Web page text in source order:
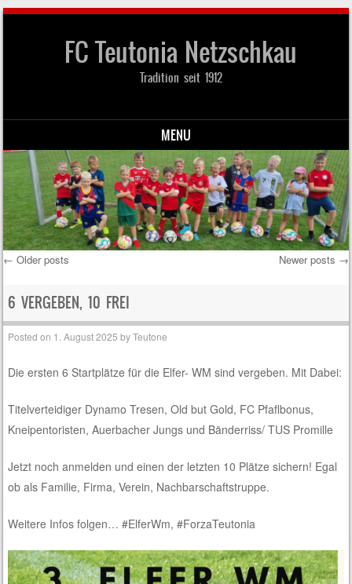
FC Teutonia Netzschkau
Tradition seit 1912
MENU
Skip to content
Post navigation
← Older posts Newer posts →
6 VERGEBEN, 10 FREI
Posted on 1. August 2025 byTeutone
Die ersten 6 Startplätze für die Elfer- WM sind vergeben. Mit Dabei:
Titelverteidiger Dynamo Tresen, Old but Gold, FC Pfaflbonus,
Kneipentoristen, Auerbacher Jungs und Bänderriss/ TUS Promille
Jetzt noch anmelden und einen der letzten 10 Plätze sichern! Egal
ob als Familie, Firma, Verein, Nachbarschaftstruppe.
Weitere Infos folgen… #ElferWm, #ForzaTeutonia